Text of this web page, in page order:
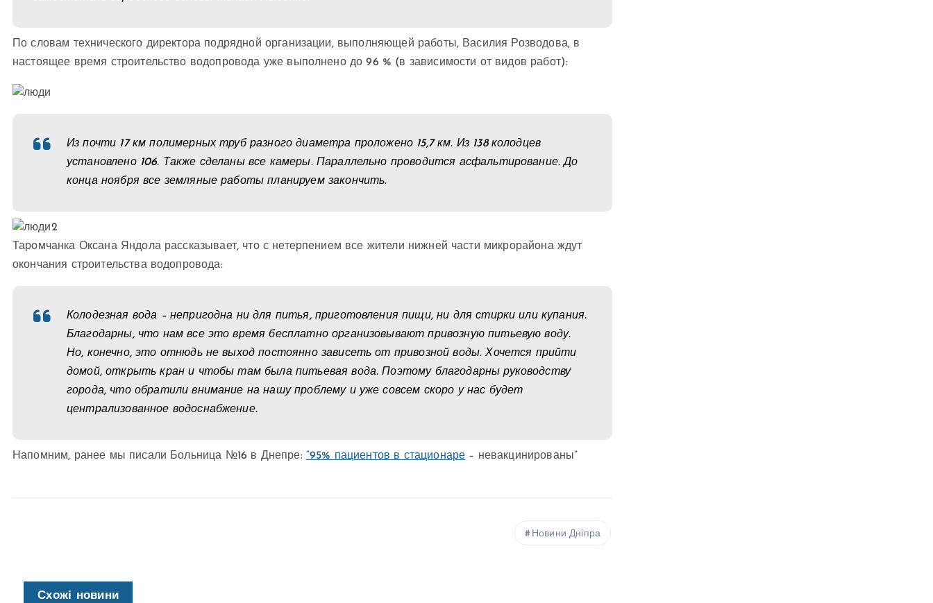
По словам технического директора подрядной организации, выполняющей работы, Василия Розводова, в
настоящее время строительство водопровода уже выполнено до 96 % (в зависимости от видов работ):
Из почти 17 км полимерных труб разного диаметра проложено 15,7 км. Из 138 колодцев
установлено 106. Также сделаны все камеры. Параллельно проводится асфальтирование. До
конца ноября все земляные работы планируем закончить.
Таромчанка Оксана Яндола рассказывает, что с нетерпением все жители нижней части микрорайона ждут
окончания строительства водопровода:
Колодезная вода – непригодна ни для питья, приготовления пищи, ни для стирки или купания.
Благодарны, что нам все это время бесплатно организовывают привозную питьевую воду.
Но, конечно, это отнюдь не выход постоянно зависеть от привозной воды. Хочется прийти
домой, открыть кран и чтобы там была питьевая вода. Поэтому благодарны руководству
города, что обратили внимание на нашу проблему и уже совсем скоро у нас будет
централизованное водоснабжение.
Напомним, ранее мы писали Больница №16 в Днепре: “95% пациентов в стационаре – невакцинированы”
Новини Дніпра
Схожі новини